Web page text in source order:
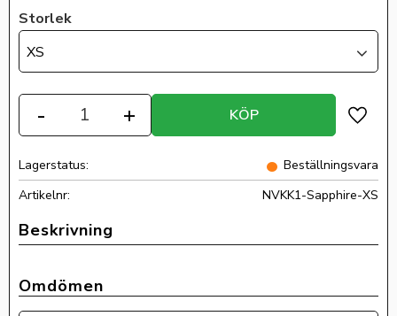
Storlek
XS
+
- KÖP
Lägg
Lagerstatus
Beställningsvara
Artikelnr
NVKK1-Sapphire-XS
Omdömen